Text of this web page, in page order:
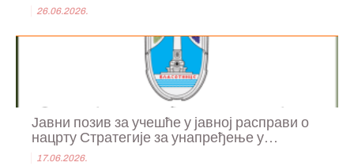
26.06.2026.
Јавни позив за учешће у јавној расправи о
нацрту Стратегије за унапређење у...
17.06.2026.